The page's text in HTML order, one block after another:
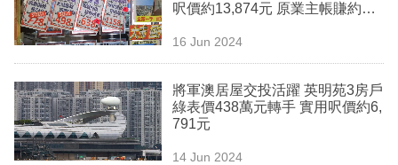
投
資
樓
市
理
呎價約13,874元 原業主帳賺約37
16 Jun 2024
將軍澳居屋交投活躍 英明苑3房戶
綠表價438萬元轉手 實用呎價約6,
791元
14 Jun 2024